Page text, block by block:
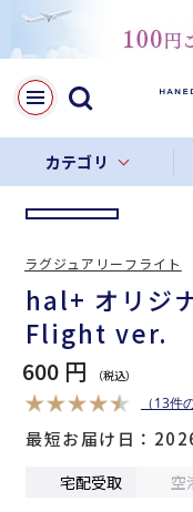
カテゴリ
hal+ オリジ
Flight ver.
600 円
（13件
最短お届け日
宅配受取 空
ラグジュアリーフライト